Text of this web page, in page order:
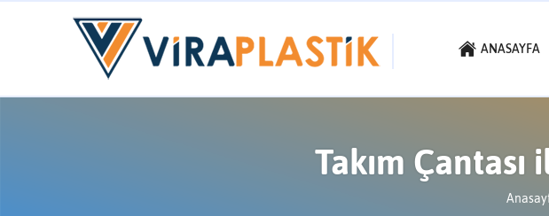
ANASAYFA
Takım